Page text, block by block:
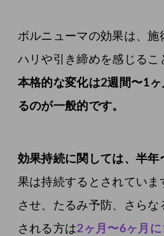
ボルニューマの効果は、施
ハリや引き締めを感じるこ
本格的な変化は2週間〜1
るのが一般的です。
効果持続に関しては、半年
果は持続するとされていま
させ、たるみ予防、さら
される方は2ヶ月〜6ヶ月